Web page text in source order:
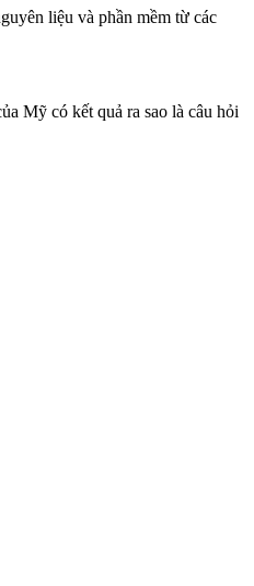
liệu và phần mềm từ các
Mỹ có kết quả ra sao là câu hỏi